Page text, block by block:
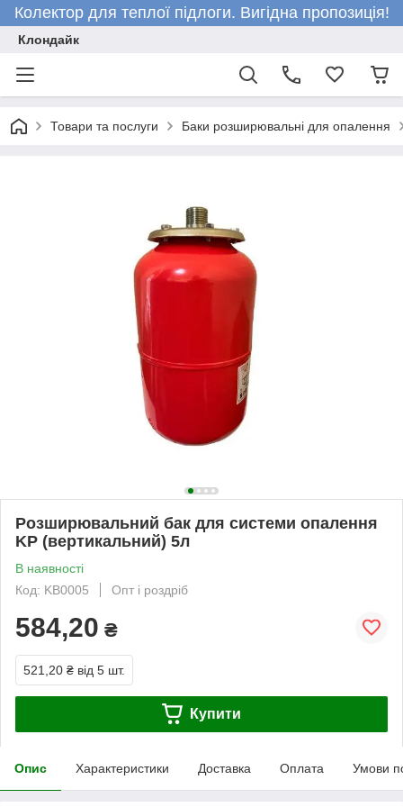
Колектор для теплої підлоги. Вигідна пропозиція!
Клондайк
Товари та послуги Баки розширювальні для опалення
Розширювальний бак для системи опалення
KP (вертикальний) 5л
В наявності
Код: KB0005
Опт і роздріб
584,20 ₴
521,20 ₴ від 5 шт.
Купити
Опис Характеристики Доставка Оплата Умови